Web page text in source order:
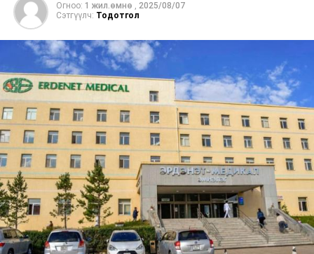
Огноо: 1 жил.өмнө , 2025/08/07
Сэтгүүлч: Тодотгол